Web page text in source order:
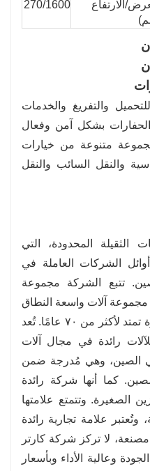
الارتفاع
270/1600
والتفريغ والخدمات
الحفارات بشكل آمن وفعال
مجموعة متنوعة من خيارات
والنقل السائب والنقل
الثقيلة المحدودة، التي
هي من أوائل الشركات العاملة في
تتبع الشركة مجموعة
مجموعة آلات واسعة النطاق
تأسست عام ١٩٥١، وتتمتع بخبرة تمتد لأكثر من ٧٠ عامًا. تُعد
رائدة في مجال آلات
في الصين، وهي مُدرجة ضمن
الصين. كما أنها شركة رائدة
الصغيرة. وتتمتع علامتها
علامة تجارية رائدة
لا تركز شركة كارتر
وعالية الأداء وبأسعار